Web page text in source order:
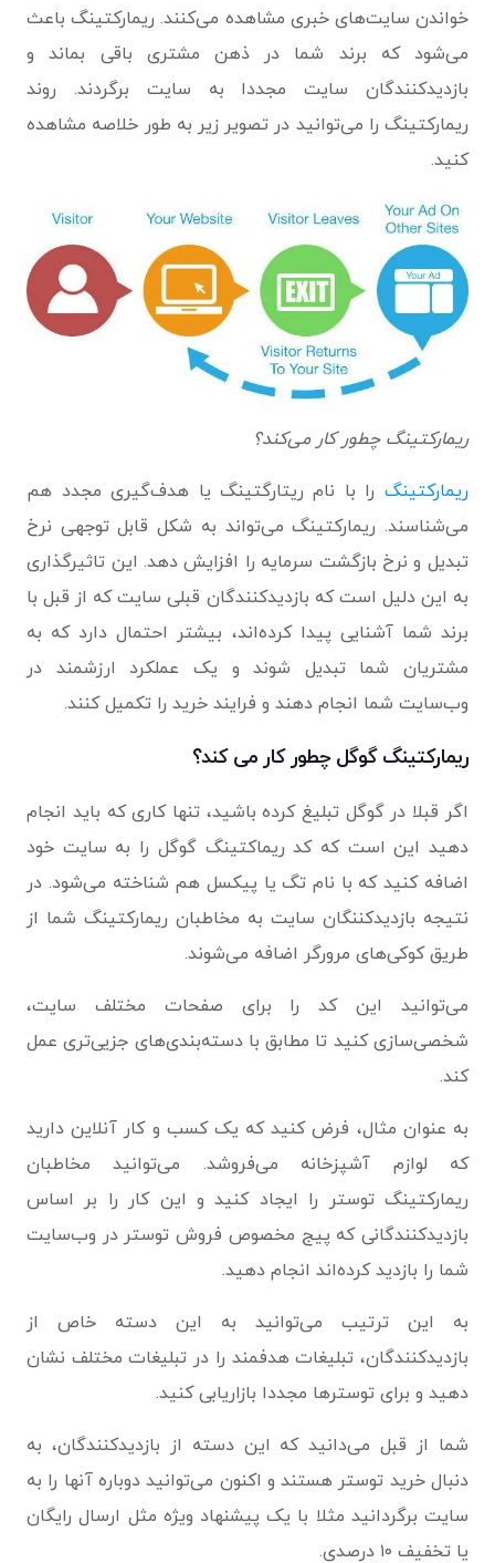
خواندن سایت‌های خبری مشاهده می‌کنند. ریمارکتینگ باعث
می‌شود که برند شما در ذهن مشتری باقی بماند و
بازدیدکنندگان سایت مجددا به سایت برگردند. روند
ریمارکتینگ را می‌توانید در تصویر زیر به طور خلاصه مشاهده
کنید.
ریمارکتینگ چطور کار می‌کند؟
ریمارکتینگ را با نام ریتارگتینگ یا هدف‌گیری مجدد هم
می‌شناسند. ریمارکتینگ می‌تواند به شکل قابل توجهی نرخ
تبدیل و نرخ بازگشت سرمایه را افزایش دهد. این تاثیرگذاری
به این دلیل است که بازدیدکنندگان قبلی سایت که از قبل با
برند شما آشنایی پیدا کرده‌اند، بیشتر احتمال دارد که به
مشتریان شما تبدیل شوند و یک عملکرد ارزشمند در
وب‌سایت شما انجام دهند و فرایند خرید را تکمیل کنند.
ریمارکتینگ گوگل چطور کار می کند؟
اگر قبلا در گوگل تبلیغ کرده باشید، تنها کاری که باید انجام
دهید این است که کد ریماکتینگ گوگل را به سایت خود
اضافه کنید که با نام تگ یا پیکسل هم شناخته می‌شود. در
نتیجه بازدیدکننگان سایت به مخاطبان ریمارکتینگ شما از
طریق کوکی‌های مرورگر اضافه می‌شوند.
می‌توانید این کد را برای صفحات مختلف سایت،
شخصی‌سازی کنید تا مطابق با دسته‌بندی‌های جزیی‌تری عمل
کند.
به عنوان مثال، فرض کنید که یک کسب و کار آنلاین دارید
که لوازم آشپزخانه می‌فروشد. می‌توانید مخاطبان
ریمارکتینگ توستر را ایجاد کنید و این کار را بر اساس
بازدیدکنندگانی که پیج مخصوص فروش توستر در وب‌سایت
شما را بازدید کرده‌اند انجام دهید.
به این ترتیب می‌توانید به این دسته خاص از
بازدیدکنندگان، تبلیغات هدفمند را در تبلیغات مختلف نشان
دهید و برای توسترها مجددا بازاریابی کنید.
شما از قبل می‌دانید که این دسته از بازدیدکنندگان، به
دنبال خرید توستر هستند و اکنون می‌توانید دوباره آنها را به
سایت برگردانید مثلا با یک پیشنهاد ویژه مثل ارسال رایگان
یا تخفیف ۱۰ درصدی.